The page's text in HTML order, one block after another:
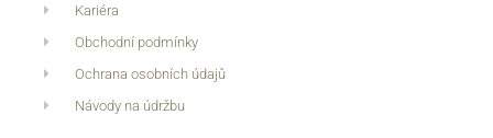
Kariéra
Obchodní podmínky
Ochrana osobních údajů
Návody na údržbu